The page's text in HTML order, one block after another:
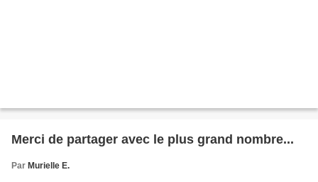
Merci de partager avec le plus grand nombre...
Par Murielle E.